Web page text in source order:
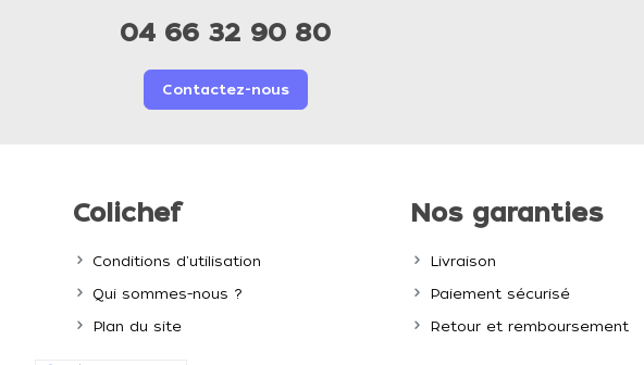
04 66 32 90 80
Contactez-nous
Colichef
Conditions d'utilisation
Qui sommes-nous ?
Plan du site
Nos garanties
Livraison
Paiement sécurisé
Retour et remboursement